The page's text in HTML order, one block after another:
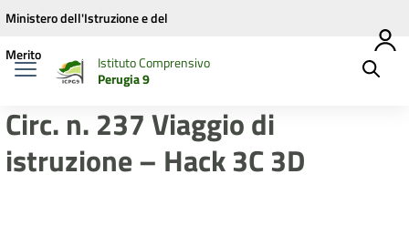
Vai ai contenuti
Vai al menu di navigazione
Vai al footer
Ministero dell'Istruzione e del
Merito
Istituto Comprensivo
Perugia 9
Circ. n. 237 Viaggio di
istruzione – Hack 3C 3D